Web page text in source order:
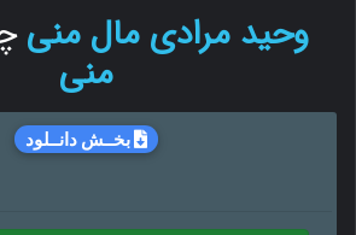
وحید مرادی مال منی
منی
بخــش دانــلود